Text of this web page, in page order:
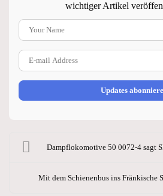
wichtiger Artikel
Updates
Dampflokomotive 50 0072-4 sagt
Mit dem Schienenbus ins Fränkische